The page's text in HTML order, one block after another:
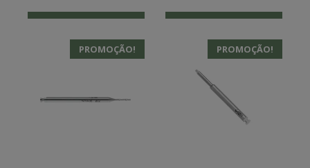
PROMOÇÃO! PROMOÇÃO!